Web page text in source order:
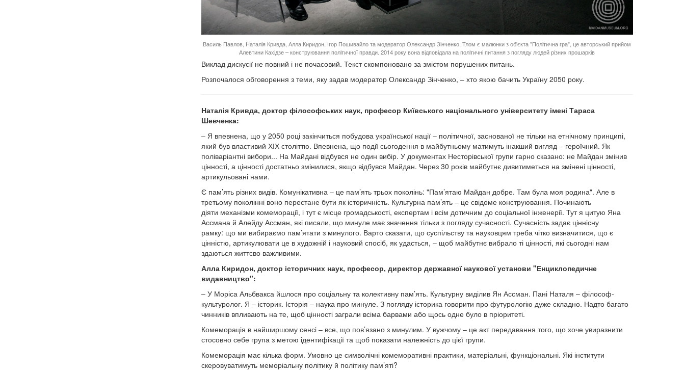
Василь Павлов, Наталія Кривда, Алла Киридон, Ігор Пошивайло та модератор Олександр Зінченко. Тлом є малюнки з об'єкта "Політична гра", це авторський прийом
Алевтини Кахідзе – конструювання політичної правди. 2014 року вона відповідала на політичні питання з погляду людей різних прошарків
Виклад дискусії не повний і не почасовий. Текст скомпоновано за змістом порушених питань.
Розпочалося обговорення з теми, яку задав модератор Олександр Зінченко, – хто якою бачить Україну 2050 року.
Наталія Кривда, доктор філософських наук, професор Київського національного університету імені Тараса
Шевченка:
– Я впевнена, що у 2050 році закінчиться побудова української нації – політичної, заснованої не тільки на етнічному принципі,
який був властивий ХІХ століттю. Впевнена, що події сьогодення в майбутньому матимуть інакший вигляд – героїчний. Як
поліваріантні вибори... На Майдані відбувся не один вибір. У документах Несторівської групи гарно сказано: не Майдан змінив
цінності, а цінності достатньо змінилися, якщо відбувся Майдан. Через 30 років майбутнє дивитиметься на змінені цінності,
артикульовані нами.
Є пам’ять різних видів. Комунікативна – це пам’ять трьох поколінь: "Пам’ятаю Майдан добре. Там була моя родина". Але в
третьому поколінні воно перестане бути як історичність. Культурна пам’ять – це свідоме конструювання. Починають
діяти механізми комеморації, і тут є місце громадськості, експертам і всім дотичним до соціальної інженерії. Тут я цитую Яна
Ассмана й Алейду Ассман, які писали, що минуле має значення тільки з погляду сучасності. Сучасність задає ціннісну
рамку: що ми вибираємо пам’ятати з минулого. Варто сказати, що суспільству та науковцям треба чітко визначитися, що є
цінністю, артикулювати це в художній і науковий спосіб, як удасться, – щоб майбутнє вибрало ті цінності, які сьогодні нам
здаються життєво важливими.
Алла Киридон, доктор історичних наук, професор, директор державної наукової установи "Енциклопедичне
видавництво":
– У Моріса Альбвакса йшлося про соціальну та колективну пам’ять. Культурну виділив Ян Ассман. Пані Наталя – філософ-
культуролог. Я – історик. Історія – наука про минуле. З погляду історика говорити про футурологію дуже складно. Надто багато
чинників впливають на те, щоб цінності заграли всіма барвами або щось одне було в пріоритеті.
Комеморація в найширшому сенсі – все, що пов’язано з минулим. У вужчому – це акт передавання того, що хоче увиразнити
стосовно себе група з метою ідентифікації та щоб показати належність до цієї групи.
Комеморація має кілька форм. Умовно це символічні комеморативні практики, матеріальні, функціональні. Які інститути
скеровуватимуть меморіальну політику й політику пам’яті?